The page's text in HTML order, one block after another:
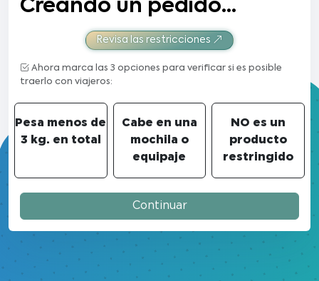
Creando un pedido...
Revisa las restricciones
Ahora marca las 3 opciones para verificar si es posible
traerlo con viajeros:
Pesa menos de
3 kg. en total
Cabe en una
mochila o
equipaje
NO es un
producto
restringido
Continuar